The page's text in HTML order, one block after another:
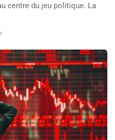
centre du jeu politique. La